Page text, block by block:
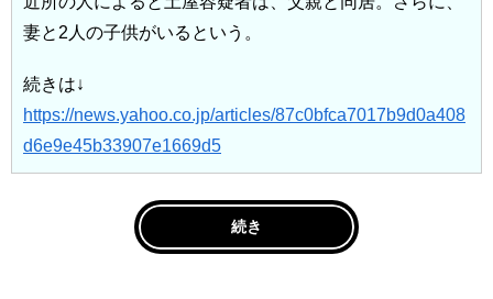
妻と2人の子供がいるという。
続きは↓
https://news.yahoo.co.jp/articles/87c0bfca7017b9d0a408
d6e9e45b33907e1669d5
続き